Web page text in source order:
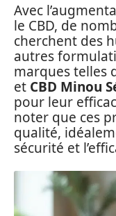
Avec
le CBD, de
cherchent des
autres
marques telles
et CBD Minou
pour leur
noter que ces
qualité,
sécurité et